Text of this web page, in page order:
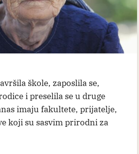
škole, zaposlila se,
i preselila se u druge
imaju fakultete, prijatelje,
koji su sasvim prirodni za